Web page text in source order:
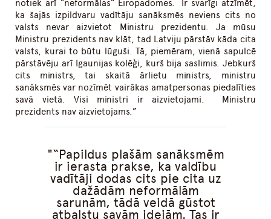
notiek arī “neformālas” Eiropadomes. Ir svarīgi atzīmēt,
ka šajās izpildvaru vadītāju sanāksmēs neviens cits no
valsts nevar aizvietot Ministru prezidentu. Ja mūsu
Ministru prezidents nav klāt, tad Latviju pārstāv kāda cita
valsts, kurai to būtu lūguši. Tā, piemēram, vienā sapulcē
pārstāvēju arī Igaunijas kolēģi, kurš bija saslimis. Jebkurš
cits ministrs, tai skaitā ārlietu ministrs, ministru
sanāksmēs var nozīmēt vairākas amatpersonas piedalīties
savā vietā. Visi ministri ir aizvietojami. Ministru
prezidents nav aizvietojams.”
“Papildus plašām sanāksmēm
ir ierasta prakse, ka valdību
vadītāji dodas cits pie cita uz
dažādām neformālām
sarunām, tādā veidā gūstot
atbalstu savām idejām. Tas ir